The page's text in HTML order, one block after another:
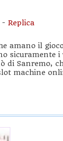
- Replica
amano il
sicuramente
di Sanremo,
machine